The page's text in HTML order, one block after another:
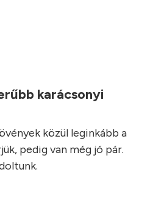
karácsonyi
közül leginkább a
pedig van még jó pár.